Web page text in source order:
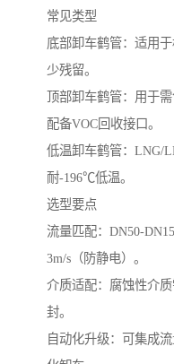
常见类型
底部卸车鹤管：适用
少残留。
顶部卸车鹤管：用于
配备VOC回收接口。
低温卸车鹤管：LNG/
耐-196℃低温。
选型要点
流量匹配：DN50-
3m/s（防静电）。
介质适配：腐蚀性介
封。
自动化升级：可集成